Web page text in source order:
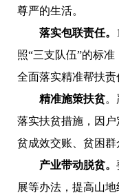
尊严的生活。
落实包联责任。
照“三支队伍”的标
全面落实精准帮扶责
精准施策扶贫
落实扶贫措施，因
贫成效交账、贫困群
产业带动脱贫。
展等办法，提高山